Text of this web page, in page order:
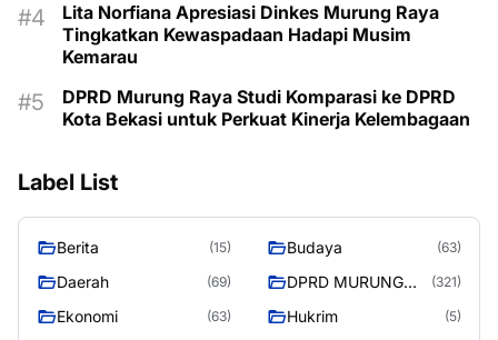
Lita Norfiana Apresiasi Dinkes Murung Raya
Tingkatkan Kewaspadaan Hadapi Musim
Kemarau
DPRD Murung Raya Studi Komparasi ke DPRD
Kota Bekasi untuk Perkuat Kinerja Kelembagaan
Label List
Berita (15) Budaya (63)
Daerah (69)
DPRD MURUNG
(321)
Ekonomi (63) Hukrim (5)